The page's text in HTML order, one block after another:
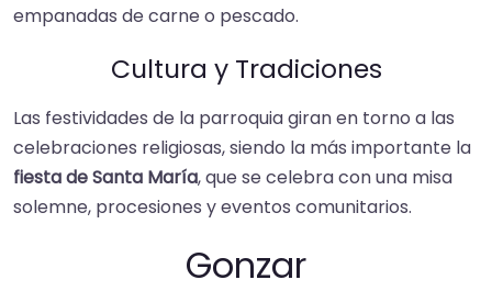
empanadas de carne o pescado.
Cultura y Tradiciones
Las festividades de la parroquia giran en torno a las
celebraciones religiosas, siendo la más importante la
fiesta de Santa María, que se celebra con una misa
solemne, procesiones y eventos comunitarios.
Gonzar